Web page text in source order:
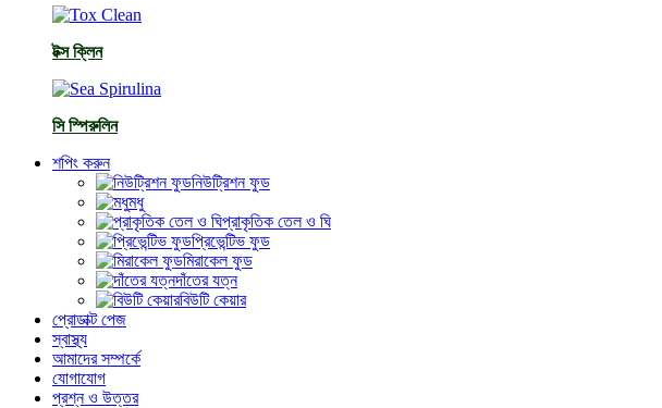
টক্স ক্লিন
সি স্পিরুলিন
শপিং করুন
নিউট্রিশন ফুড
মধু
প্রাকৃতিক তেল ও ঘি
প্রিভেন্টিভ ফুড
মিরাকেল ফুড
দাঁতের যত্ন
বিউটি কেয়ার
প্রোডাক্ট পেজ
স্বাস্থ্য
আমাদের সম্পর্কে
যোগাযোগ
প্রশ্ন ও উত্তর